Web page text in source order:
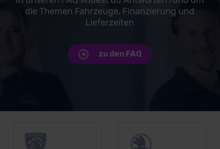
die Themen Fahrzeuge, Finanzierung und
Lieferzeiten
zu den FAQ